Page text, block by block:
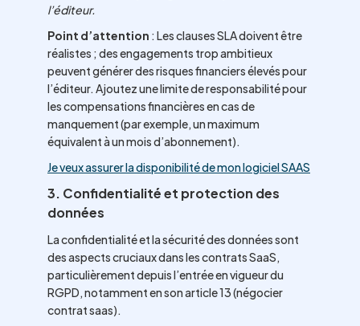
l’éditeur.
Point d’attention : Les clauses SLA doivent être
réalistes ; des engagements trop ambitieux
peuvent générer des risques financiers élevés pour
l’éditeur. Ajoutez une limite de responsabilité pour
les compensations financières en cas de
manquement (par exemple, un maximum
équivalent à un mois d’abonnement).
Je veux assurer la disponibilité de mon logiciel SAAS
3. Confidentialité et protection des
données
La confidentialité et la sécurité des données sont
des aspects cruciaux dans les contrats SaaS,
particulièrement depuis l’entrée en vigueur du
RGPD, notamment en son article 13 (négocier
contrat saas).